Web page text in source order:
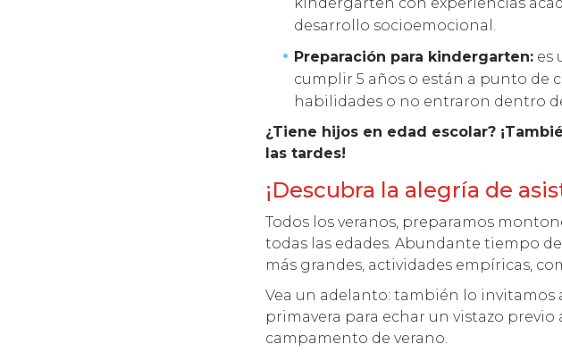
desarrollo socioemocional.
Preparación para kindergarten: es
cumplir 5 años o están a punto de
habilidades o no entraron dentro
¿Tiene hijos en edad escolar?
las tardes!
¡Descubra la alegría de
Todos los veranos, preparamos
todas las edades. Abundante tiempo
más grandes, actividades empíricas,
Vea un adelanto: también lo invitamos
primavera para echar un vistazo previo
campamento de verano.